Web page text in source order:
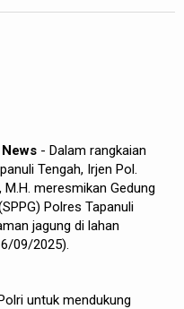
- Dalam rangkaian
Tengah, Irjen Pol.
meresmikan Gedung
Polres Tapanuli
jagung di lahan
09/2025).
untuk mendukung